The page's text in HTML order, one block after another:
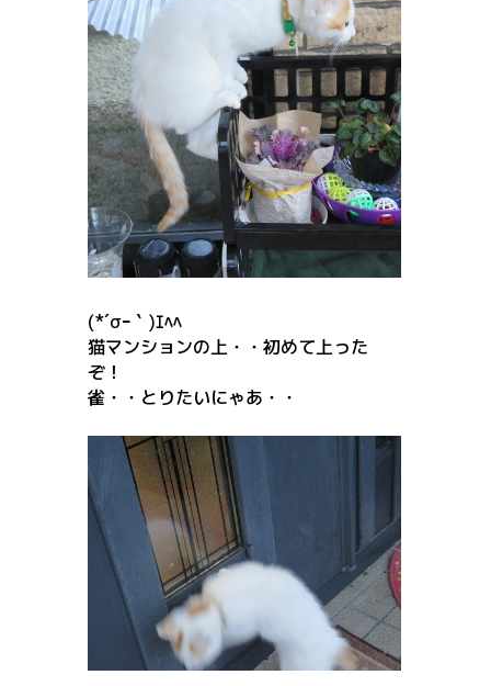
(*´σｰ｀)ｴﾍﾍ
猫マンションの上・・初めて上った
ぞ！
雀・・とりたいにゃあ・・